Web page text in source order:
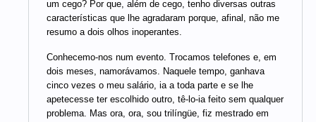
um cego? Por que, além de cego, tenho diversas outras
características que lhe agradaram porque, afinal, não me
resumo a dois olhos inoperantes.
Conhecemo-nos num evento. Trocamos telefones e, em
dois meses, namorávamos. Naquele tempo, ganhava
cinco vezes o meu salário, ia a toda parte e se lhe
apetecesse ter escolhido outro, tê-lo-ia feito sem qualquer
problema. Mas ora, ora, sou trilíngüe, fiz mestrado em